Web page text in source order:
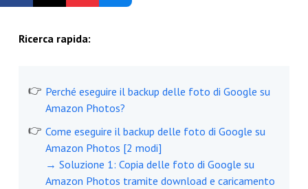
Registrati Gratis
Ricerca rapida:
Perché eseguire il backup delle foto di Google su
Amazon Photos?
Come eseguire il backup delle foto di Google su
Amazon Photos [2 modi]
→ Soluzione 1: Copia delle foto di Google su
Amazon Photos tramite download e caricamento